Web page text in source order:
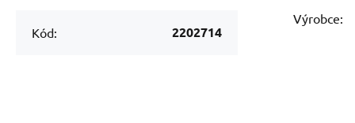
Kód: 2202714
Výrobce: